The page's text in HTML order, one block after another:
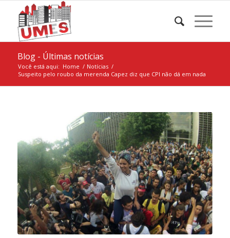
Blog - Últimas notícias
Você está aqui: Home / Notícias /
Suspeito pelo roubo da merenda Capez diz que CPI não dá em nada